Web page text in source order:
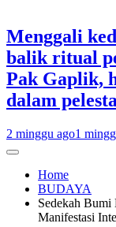
Menggali
balik ritual
Pak Gaplik,
dalam
2 minggu ago1
Home
BUDAYA
Sedekah Bumi
Manifestasi